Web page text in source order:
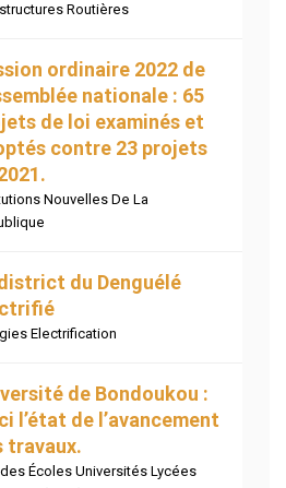
Routières
ordinaire 2022 de
nationale : 65
de loi examinés et
contre 23 projets
Nouvelles De La
du Denguélé
Electrification
de Bondoukou :
l’état de l’avancement
travaux.
Écoles Universités Lycées